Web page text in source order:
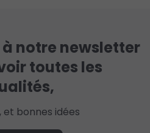
notre newsletter
toutes les
et bonnes idées